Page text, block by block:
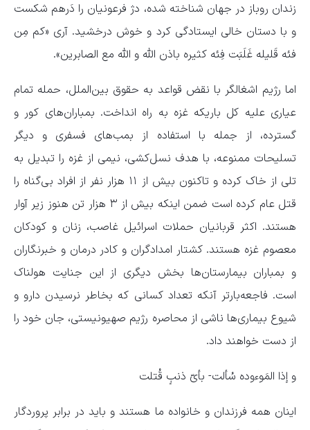
زندان روباز در جهان شناخته شده، دژ فرعونیان را دَرهم شکست
و با دستان خالی ایستادگی کرد و خوش درخشید. آری «کم مِن
فئه قَلیله غَلَبَت فِئه کثیره باذن الله و الله مع الصابرین».
اما رژیم اشغالگر با نقض قواعد به حقوق بین‌الملل، حمله تمام
عیاری علیه کل باریکه غزه به راه انداخت. بمباران‌های کور و
گسترده، از جمله با استفاده از بمب‌های فسفری و دیگر
تسلیحات ممنوعه، با هدف نسل‌کشی، نیمی از غزه را تبدیل به
تلی از خاک کرده و تاکنون بیش از ۱۱ هزار نفر از افراد بی‌گناه را
قتل عام کرده ‌است ضمن اینکه بیش از ۳ هزار تن هنوز زیر آوار
هستند. اکثر قربانیان حملات اسرائیل غاصب، زنان و کودکان
معصوم غزه هستند. کشتار امدادگران و کادر درمان و خبرنگاران
و بمباران بیمارستان‌ها بخش دیگری از این جنایت هولناک
است. فاجعه‌بارتر آنکه تعداد کسانی که بخاطر نرسیدن دارو و
شیوع بیماری‌ها ناشی از محاصره رژیم صهیونیستی، جان خود را
از دست خواهند داد.
و إذا المَوءوده سُألت- بأیّ ذنبٍ قُتلت
اینان همه فرزندان و خانواده ما هستند و باید در برابر پروردگار